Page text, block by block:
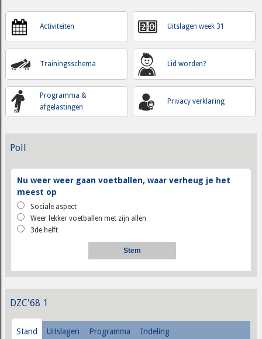
Activiteiten
Trainingsschema
Programma &
afgelastingen
Uitslagen week 31
Lid worden?
Privacy verklaring
Poll
Nu weer weer gaan voetballen, waar verheug je het
meest op
Sociale aspect
Weer lekker voetballen met zijn allen
3de helft
DZC'68 1
Stand Uitslagen Programma Indeling